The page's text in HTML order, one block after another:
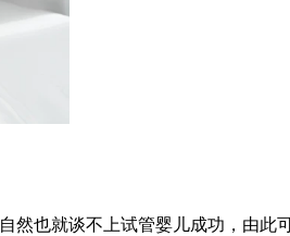
然也就谈不上试管婴儿成功，由